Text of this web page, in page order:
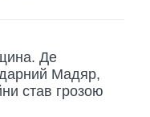
Де
Мадяр,
став грозою